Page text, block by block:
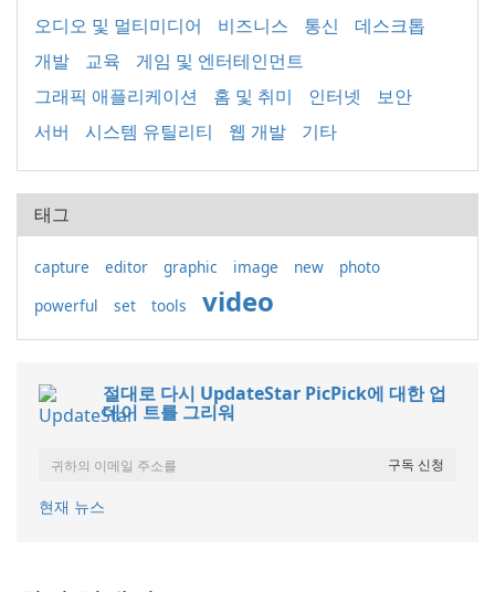
오디오 및 멀티미디어 비즈니스 통신
데스크톱
개발
교육
게임 및 엔터테인먼트
그래픽 애플리케이션
홈 및 취미 인터넷
보안
서버
시스템 유틸리티 웹 개발 기타
태그
capture editor graphic image new
photo
powerful
set tools video
절대로 다시 UpdateStar PicPick에 대한 업
데이 트를 그리워
현재 뉴스